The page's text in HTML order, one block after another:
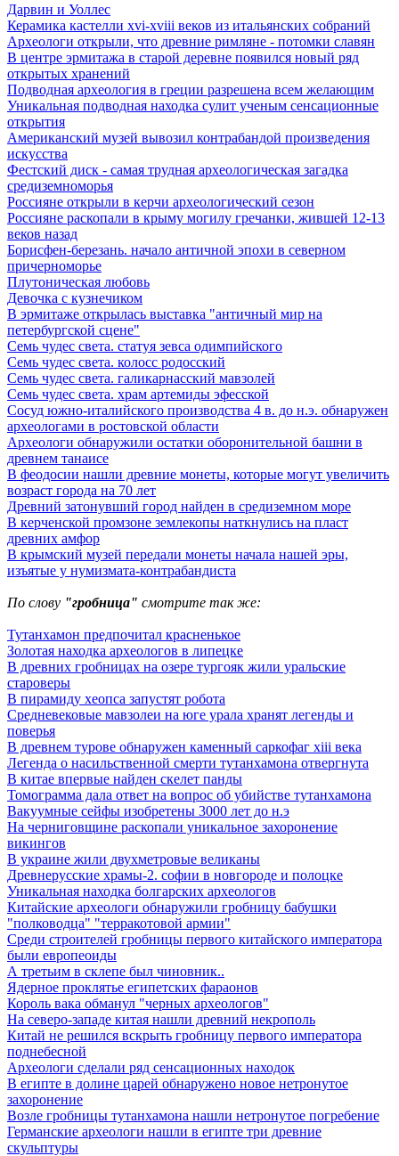
Дарвин и Уоллес
Керамика кастелли xvi-xviii веков из итальянских собраний
Археологи открыли, что древние римляне - потомки славян
В центре эрмитажа в старой деревне появился новый ряд
открытых хранений
Подводная археология в греции разрешена всем желающим
Уникальная подводная находка сулит ученым сенсационные
открытия
Американский музей вывозил контрабандой произведения
искусства
Фестский диск - самая трудная археологическая загадка
средиземноморья
Россияне открыли в керчи археологический сезон
Россияне раскопали в крыму могилу гречанки, жившей 12-13
веков назад
Борисфен-березань. начало античной эпохи в северном
причерноморье
Плутоническая любовь
Девочка с кузнечиком
В эрмитаже открылась выставка "античный мир на
петербургской сцене"
Семь чудес света. статуя зевса одимпийского
Семь чудес света. колосс родосский
Семь чудес света. галикарнасский мавзолей
Семь чудес света. храм артемиды эфесской
Сосуд южно-италийского производства 4 в. до н.э. обнаружен
археологами в ростовской области
Археологи обнаружили остатки оборонительной башни в
древнем танаисе
В феодосии нашли древние монеты, которые могут увеличить
возраст города на 70 лет
Древний затонувший город найден в средиземном море
В керченской промзоне землекопы наткнулись на пласт
древних амфор
В крымский музей передали монеты начала нашей эры,
изъятые у нумизмата-контрабандиста
По слову "гробница" смотрите так же:
Тутанхамон предпочитал красненькое
Золотая находка археологов в липецке
В древних гробницах на озере тургояк жили уральские
староверы
В пирамиду хеопса запустят робота
Средневековые мавзолеи на юге урала хранят легенды и
поверья
В древнем турове обнаружен каменный саркофаг xiii века
Легенда о насильственной смерти тутанхамона отвергнута
В китае впервые найден скелет панды
Томограмма дала ответ на вопрос об убийстве тутанхамона
Вакуумные сейфы изобретены 3000 лет до н.э
На черниговщине раскопали уникальное захоронение
викингов
В украине жили двухметровые великаны
Древнерусские храмы-2. софии в новгороде и полоцке
Уникальная находка болгарских археологов
Китайские археологи обнаружили гробницу бабушки
"полководца" "терракотовой армии"
Среди строителей гробницы первого китайского императора
были европеоиды
А третьим в склепе был чиновник..
Ядерное проклятье египетских фараонов
Король вака обманул "черных археологов"
На северо-западе китая нашли древний некрополь
Китай не решился вскрыть гробницу первого императора
поднебесной
Археологи сделали ряд сенсационных находок
В египте в долине царей обнаружено новое нетронутое
захоронение
Возле гробницы тутанхамона нашли нетронутое погребение
Германские археологи нашли в египте три древние
скульптуры